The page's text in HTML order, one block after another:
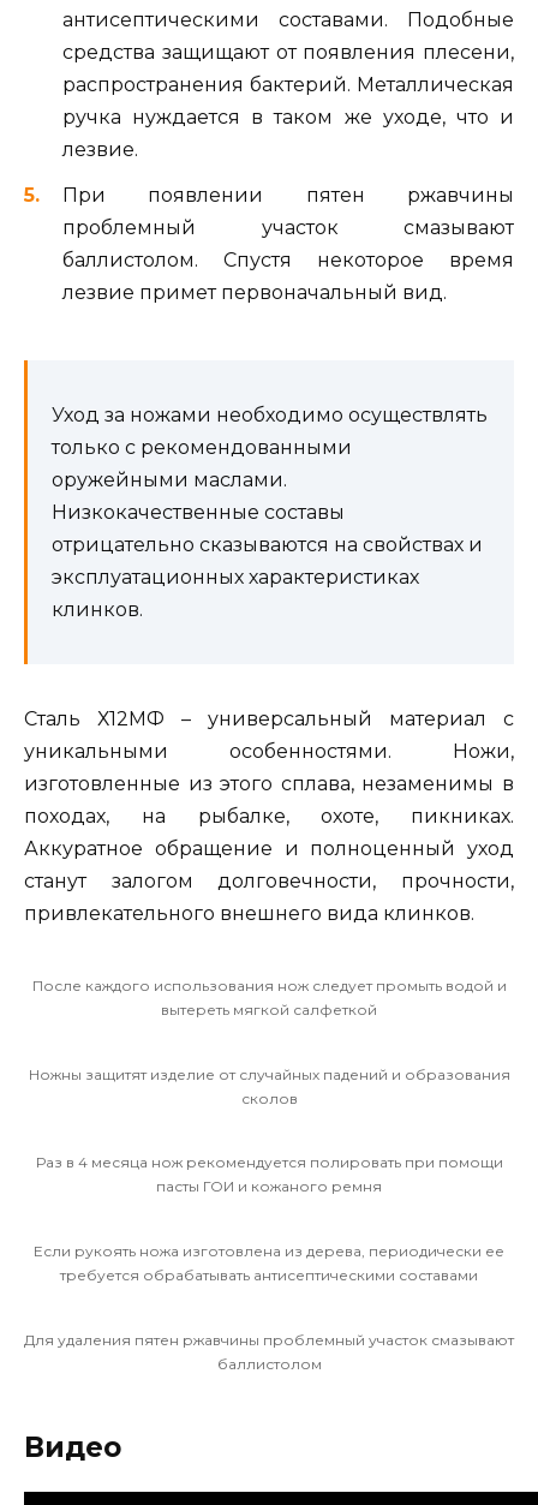
антисептическими составами. Подобные
средства защищают от появления плесени,
распространения бактерий. Металлическая
ручка нуждается в таком же уходе, что и
лезвие.
При появлении пятен ржавчины
проблемный участок смазывают
баллистолом. Спустя некоторое время
лезвие примет первоначальный вид.
Уход за ножами необходимо осуществлять
только с рекомендованными
оружейными маслами.
Низкокачественные составы
отрицательно сказываются на свойствах и
эксплуатационных характеристиках
клинков.
Сталь Х12МФ – универсальный материал с
уникальными особенностями. Ножи,
изготовленные из этого сплава, незаменимы в
походах, на рыбалке, охоте, пикниках.
Аккуратное обращение и полноценный уход
станут залогом долговечности, прочности,
привлекательного внешнего вида клинков.
После каждого использования нож следует промыть водой и
вытереть мягкой салфеткой
Ножны защитят изделие от случайных падений и образования
сколов
Раз в 4 месяца нож рекомендуется полировать при помощи
пасты ГОИ и кожаного ремня
Если рукоять ножа изготовлена из дерева, периодически ее
требуется обрабатывать антисептическими составами
Для удаления пятен ржавчины проблемный участок смазывают
баллистолом
Видео